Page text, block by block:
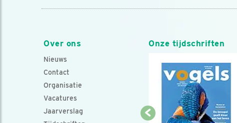
Over ons
Nieuws
Contact
Organisatie
Vacatures
Jaarverslag
Onze tijdschriften